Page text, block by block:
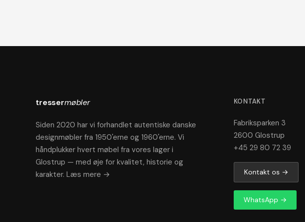
tressermøbler
Siden 2020 har vi forhandlet autentiske danske
designmøbler fra 1950'erne og 1960'erne. Vi
håndplukker hvert møbel fra vores lager i
Glostrup — med øje for kvalitet, historie og
karakter. Læs mere →
KONTAKT
Fabriksparken 3
2600 Glostrup
+45 29 80 72 39
Kontakt os →
WhatsApp →